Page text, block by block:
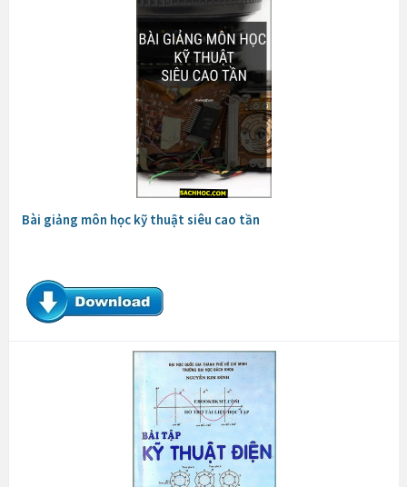
Bài giảng môn học kỹ thuật siêu cao tần